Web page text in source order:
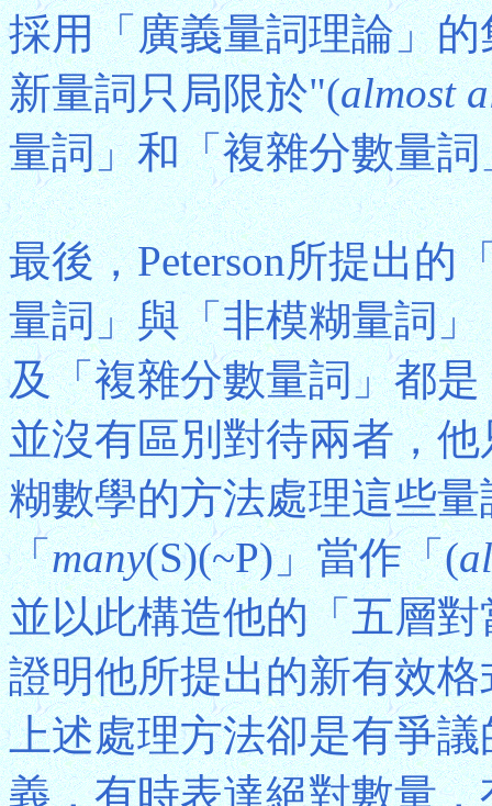
採用「廣義量詞理論」
新量詞只局限於"(almost
量詞」和「複雜分數量
最後，Peterson所提出的
量詞」與「非模糊量詞
及「複雜分數量詞」都是
並沒有區別對待兩者，
糊數學的方法處理這些
「many(S)(~P)」當作「(
並以此構造他的「五層
證明他所提出的新有效
上述處理方法卻是有爭
義，有時表達絕對數量